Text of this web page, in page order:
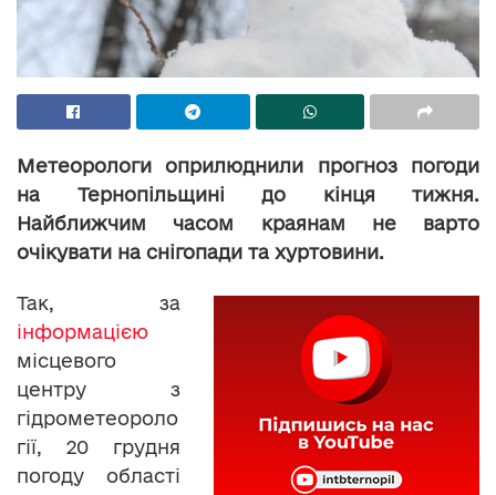
Метеорологи оприлюднили прогноз погоди
на Тернопільщині до кінця тижня.
Найближчим часом краянам не варто
очікувати на снігопади та хуртовини.
Так, за
інформацією
місцевого
центру з
гідрометеороло
гії, 20 грудня
погоду області